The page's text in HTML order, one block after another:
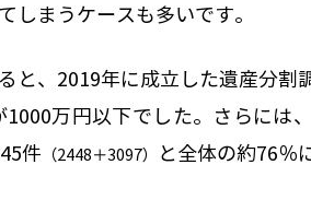
しまうケースも多いです。
と、2019年に成立した遺産分割
万円以下でした。さらには
件 （2448＋3097） と全体の約76％